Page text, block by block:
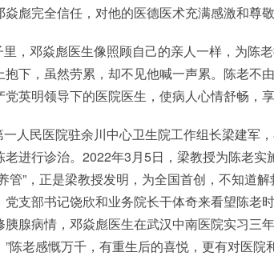
彪完全信任，对他的医德医术充满感激和尊敬
，邓焱彪医生像照顾自己的亲人一样，为陈
下，虽然劳累，却不见他喊一声累。陈老不
英明领导下的医院医生，使病人心情舒畅，
人民医院驻余川中心卫生院工作组长梁建军
老进行诊治。2022年3月5日，梁教授为陈老实
管”，正是梁教授发明，为全国首创，不知道
党支部书记饶欣和业务院长干体奇来看望陈老
胰腺病情，邓焱彪医生在武汉中南医院实习三
陈老感慨万千，有重生后的喜悦，更有对医